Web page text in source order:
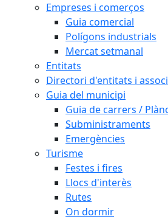
Empreses i comerços
Guia comercial
Polígons industrials
Mercat setmanal
Entitats
Directori d'entitats i
Guia del municipi
Guia de carrers /
Subministraments
Emergències
Turisme
Festes i fires
Llocs d'interès
Rutes
On dormir